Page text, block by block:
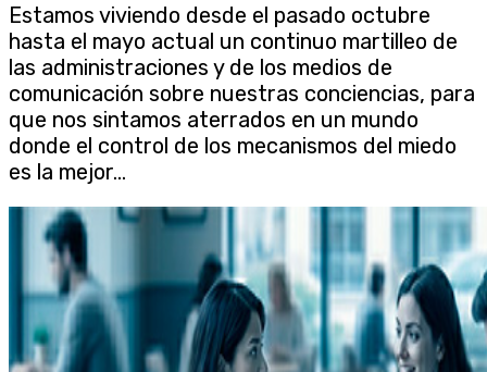
Estamos viviendo desde el pasado octubre
hasta el mayo actual un continuo martilleo de
las administraciones y de los medios de
comunicación sobre nuestras conciencias, para
que nos sintamos aterrados en un mundo
donde el control de los mecanismos del miedo
es la mejor...